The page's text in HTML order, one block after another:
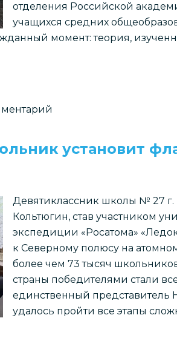
отделения Российской
учащихся средних
момент: теория,
установит
Девятиклассник школы № 27
Кольтюгин, став участником
экспедиции «Росатома»
к Северному полюсу на
более чем 73 тысяч
страны победителями стали
единственный представитель
удалось пройти все этапы